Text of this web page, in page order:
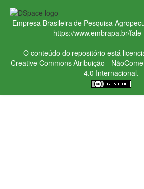
Empresa Brasileira de Pesquisa
https://www.embrapa.br/
O conteúdo do repositório está
Creative CommonsAtribuição -
4.0 Internacional.